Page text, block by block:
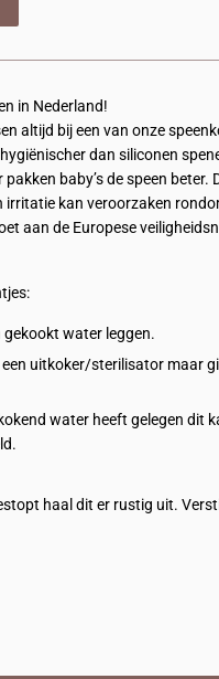
in Nederland!
altijd bij een van onze
dan siliconen
baby’s de speen beter.
kan veroorzaken
aan de Europese
gekookt water leggen.
uitkoker/sterilisator maar
water heeft gelegen dit
haal dit er rustig uit.